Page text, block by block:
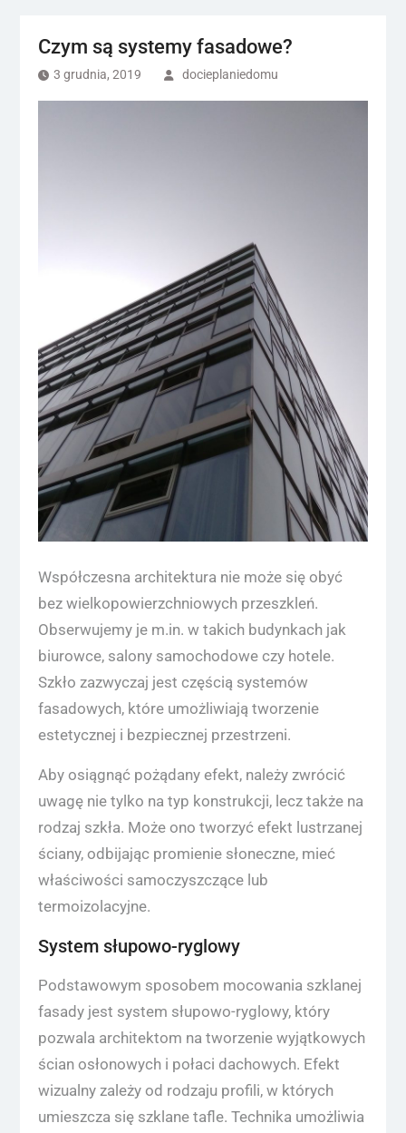
Czym są systemy fasadowe?
3 grudnia, 2019 docieplaniedomu
Współczesna architektura nie może się obyć
bez wielkopowierzchniowych przeszkleń.
Obserwujemy je m.in. w takich budynkach jak
biurowce, salony samochodowe czy hotele.
Szkło zazwyczaj jest częścią systemów
fasadowych, które umożliwiają tworzenie
estetycznej i bezpiecznej przestrzeni.
Aby osiągnąć pożądany efekt, należy zwrócić
uwagę nie tylko na typ konstrukcji, lecz także na
rodzaj szkła. Może ono tworzyć efekt lustrzanej
ściany, odbijając promienie słoneczne, mieć
właściwości samoczyszczące lub
termoizolacyjne.
System słupowo-ryglowy
Podstawowym sposobem mocowania szklanej
fasady jest system słupowo-ryglowy, który
pozwala architektom na tworzenie wyjątkowych
ścian osłonowych i połaci dachowych. Efekt
wizualny zależy od rodzaju profili, w których
umieszcza się szklane tafle. Technika umożliwia